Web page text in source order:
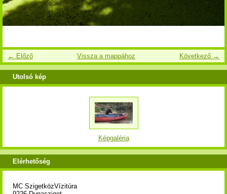
← Előző Következő →
Vissza a mappához
Utolsó kép
Képgaléria
Elérhetőség
MC SzigetközVízitúra